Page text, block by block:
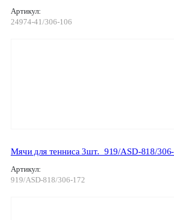
Артикул:
24974-41/306-106
Мячи для тенниса 3шт._919/ASD-818/
Артикул:
919/ASD-818/306-172